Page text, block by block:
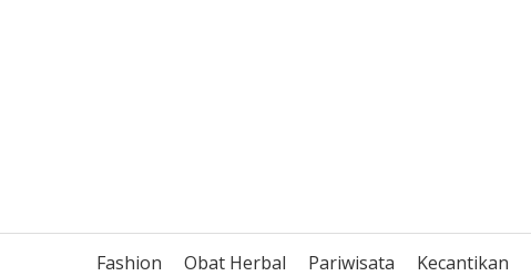
Fashion Obat Herbal Pariwisata Kecantikan